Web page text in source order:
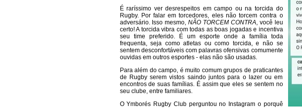
É raríssimo ver desrespeitos em campo ou na torcida do
Rugby. Por falar em torcedores, eles não torcem contra o
adversário. Isso mesmo,NÃO TORCEM CONTRA, você leu
certo! A torcida vibra com todas as boas jogadas e incentiva
seu time preferido. É um esporte onde a família toda
frequenta, seja como atletas ou como torcida, e não se
sentem desconfortáveis com palavras ofensivas comumente
ouvidas em outros esportes - elas não são usadas.
Para além do campo, é muito comum grupos de praticantes
de Rugby serem vistos saindo juntos para o lazer ou em
encontros de suas famílias. É assim que eles se sentem no
seu clube, entre familiares.
O Ymborés Rugby Club perguntou no Instagram o porquê